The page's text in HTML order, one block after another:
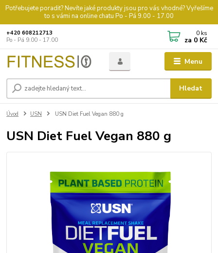
Potřebujete poradit? Nevíte jaké produkty jsou pro vás vhodné? Vyřešíme
to s vámi na online chatu Po - Pá 9.00 - 17.00
Menu
Hledat
+420 608212713
Po - Pá 9.00 - 17.00
0 ks
za 0 Kč
Úvod USN USN Diet Fuel Vegan 880 g
USN Diet Fuel Vegan 880 g